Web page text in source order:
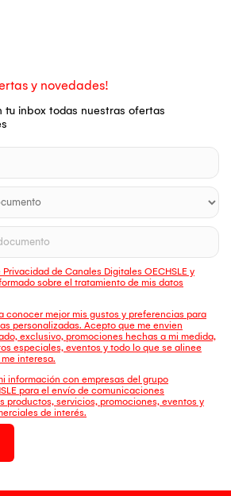
y novedades!
tu inbox todas nuestras ofertas
de Canales Digitales OECHSLE y
sobre el tratamiento de mis datos
conocer mejor mis gustos y preferencias para
personalizadas. Acepto que me envien
exclusivo, promociones hechas a mi medida,
especiales, eventos y todo lo que se alinee
interesa.
información con empresas del grupo
para el envío de comunicaciones
productos, servicios, promociones, eventos y
de interés.